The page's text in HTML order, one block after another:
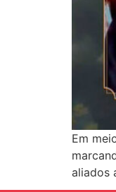
Em
aliados